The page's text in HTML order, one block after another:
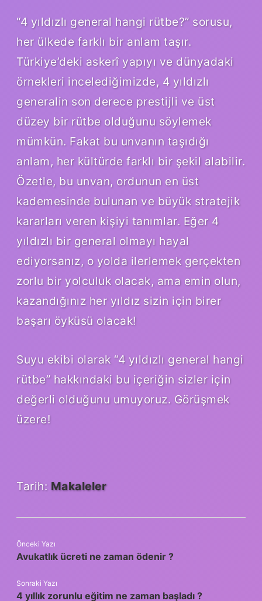
“4 yıldızlı general hangi rütbe?” sorusu,
her ülkede farklı bir anlam taşır.
Türkiye’deki askerî yapıyı ve dünyadaki
örnekleri incelediğimizde, 4 yıldızlı
generalin son derece prestijli ve üst
düzey bir rütbe olduğunu söylemek
mümkün. Fakat bu unvanın taşıdığı
anlam, her kültürde farklı bir şekil alabilir.
Özetle, bu unvan, ordunun en üst
kademesinde bulunan ve büyük stratejik
kararları veren kişiyi tanımlar. Eğer 4
yıldızlı bir general olmayı hayal
ediyorsanız, o yolda ilerlemek gerçekten
zorlu bir yolculuk olacak, ama emin olun,
kazandığınız her yıldız sizin için birer
başarı öyküsü olacak!
Suyu ekibi olarak “4 yıldızlı general hangi
rütbe” hakkındaki bu içeriğin sizler için
değerli olduğunu umuyoruz. Görüşmek
üzere!
Tarih: Makaleler
Önceki Yazı
Avukatlık ücreti ne zaman ödenir ?
Sonraki Yazı
4 yıllık zorunlu eğitim ne zaman başladı ?